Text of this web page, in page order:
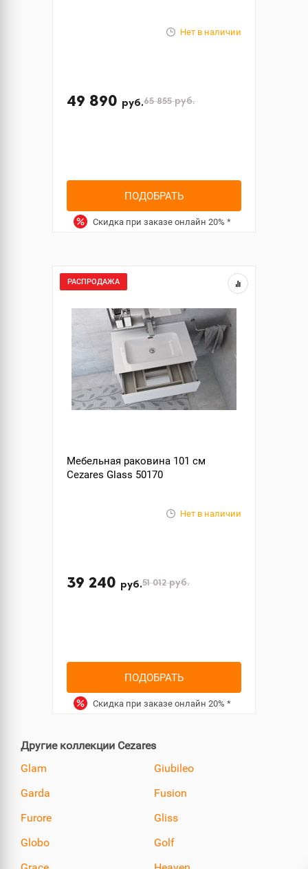
Нет в наличии
49 890 руб.65 855руб.
ПОДОБРАТЬ
Скидка при заказе онлайн 20% *
РАСПРОДАЖА
Мебельная раковина 101 см
Cezares Glass 50170
Нет в наличии
39 240 руб.51 012руб.
ПОДОБРАТЬ
Скидка при заказе онлайн 20% *
Другие коллекции Cezares
Glam
Giubileo
Garda
Fusion
Furore
Gliss
Globo
Golf